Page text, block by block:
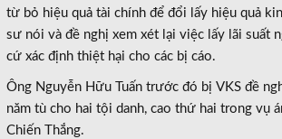
từ bỏ hiệu quả tài chính để đổi lấy hiệu quả
sư nói và đề nghị xem xét lại việc lấy lãi suất
cứ xác định thiệt hại cho các bị cáo.
Ông Nguyễn Hữu Tuấn trước đó bị VKS đề
năm tù cho hai tội danh, cao thứ hai trong vụ
Chiến Thắng.